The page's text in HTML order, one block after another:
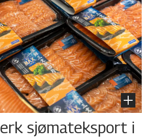
sjømateksport i